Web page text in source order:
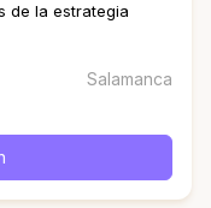
de la estrategia
Salamanca